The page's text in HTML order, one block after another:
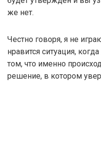
же нет.
Честно говоря, я не
нравится ситуация,
том, что именно
решение, в котором